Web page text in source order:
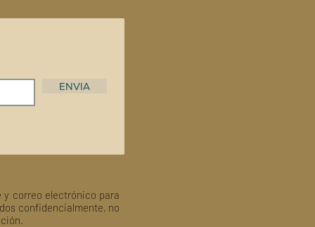
ENVIA
y correo electrónico para
confidencialmente, no